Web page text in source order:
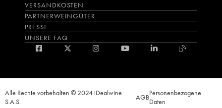
VERSANDKOSTEN
PARTNERWEINGÜTER
PRESSE
UNSERE FAQ
Alle Rechte vorbehalten © 2024 iDealwine
S.A.S.
AGBPersonenbezogene
Daten